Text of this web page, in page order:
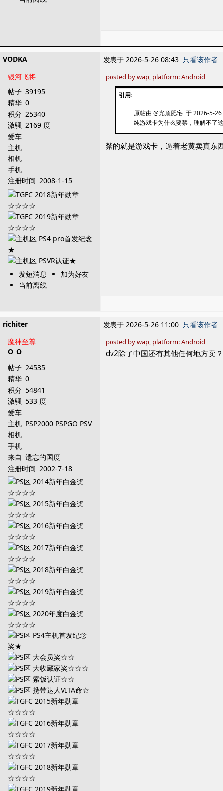
VODKA
银河飞将
帖子 39195
精华 0
积分 25340
激骚 2169 度
爱车
主机
相机
手机
注册时间 2008-1-15
发短消息
加为好友
当前离线
发表于 2026-5-26 08:43 只看该作者
posted by wap, platform: Android
引用:
原帖由 @光顶肥宅 于 2026-5-
纯游戏卡为什么要禁，理解不了
禁的就是游戏卡，逼着老黄卖真东
richiter
魔神至尊
O_O
帖子 24535
精华 0
积分 54841
激骚 533 度
爱车
主机 PSP2000 PSPGO PSV
相机
手机
来自 遗忘的国度
注册时间 2002-7-18
发表于 2026-5-26 11:00 只看该作者
posted by wap, platform: Android
dv2除了中国还有其他任何地方卖